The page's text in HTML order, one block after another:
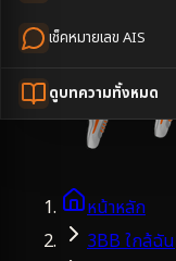
เช็คหมายเลข AIS
ดูบทความทั้งหมด
หน้าหลัก
3BB ใกล้ฉัน